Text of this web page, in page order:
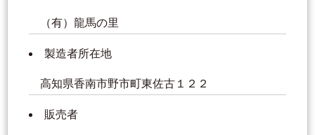
（有）龍馬の里
製造者所在地
高知県香南市野市町東佐古１２２
販売者